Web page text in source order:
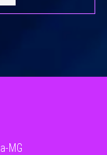
MG